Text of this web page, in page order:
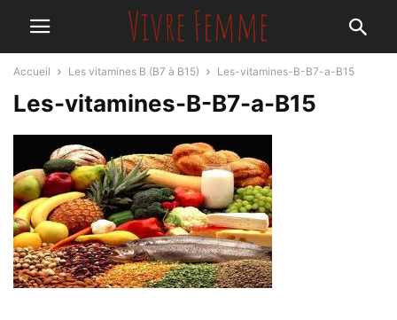
Accueil Les vitamines B (B7 à B15) Les-vitamines-B-B7-a-B15
Les-vitamines-B-B7-a-B15